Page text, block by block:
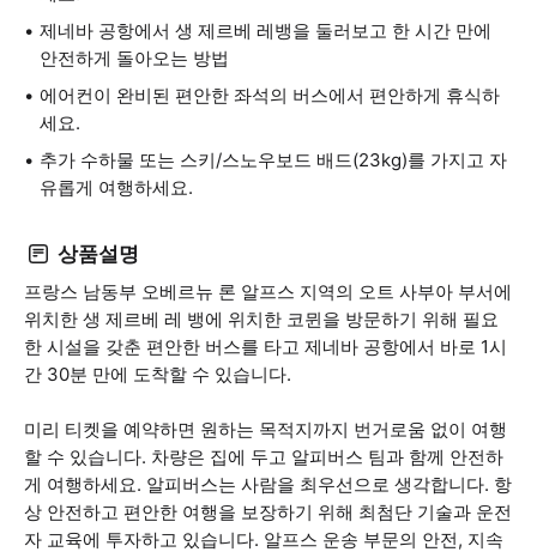
제네바 공항에서 생 제르베 레뱅을 둘러보고 한 시간 만에
안전하게 돌아오는 방법
에어컨이 완비된 편안한 좌석의 버스에서 편안하게 휴식하
세요.
추가 수하물 또는 스키/스노우보드 배드(23kg)를 가지고 자
유롭게 여행하세요.
상품설명
프랑스 남동부 오베르뉴 론 알프스 지역의 오트 사부아 부서에
위치한 생 제르베 레 뱅에 위치한 코뮌을 방문하기 위해 필요
한 시설을 갖춘 편안한 버스를 타고 제네바 공항에서 바로 1시
간 30분 만에 도착할 수 있습니다.
미리 티켓을 예약하면 원하는 목적지까지 번거로움 없이 여행
할 수 있습니다. 차량은 집에 두고 알피버스 팀과 함께 안전하
게 여행하세요. 알피버스는 사람을 최우선으로 생각합니다. 항
상 안전하고 편안한 여행을 보장하기 위해 최첨단 기술과 운전
자 교육에 투자하고 있습니다. 알프스 운송 부문의 안전, 지속